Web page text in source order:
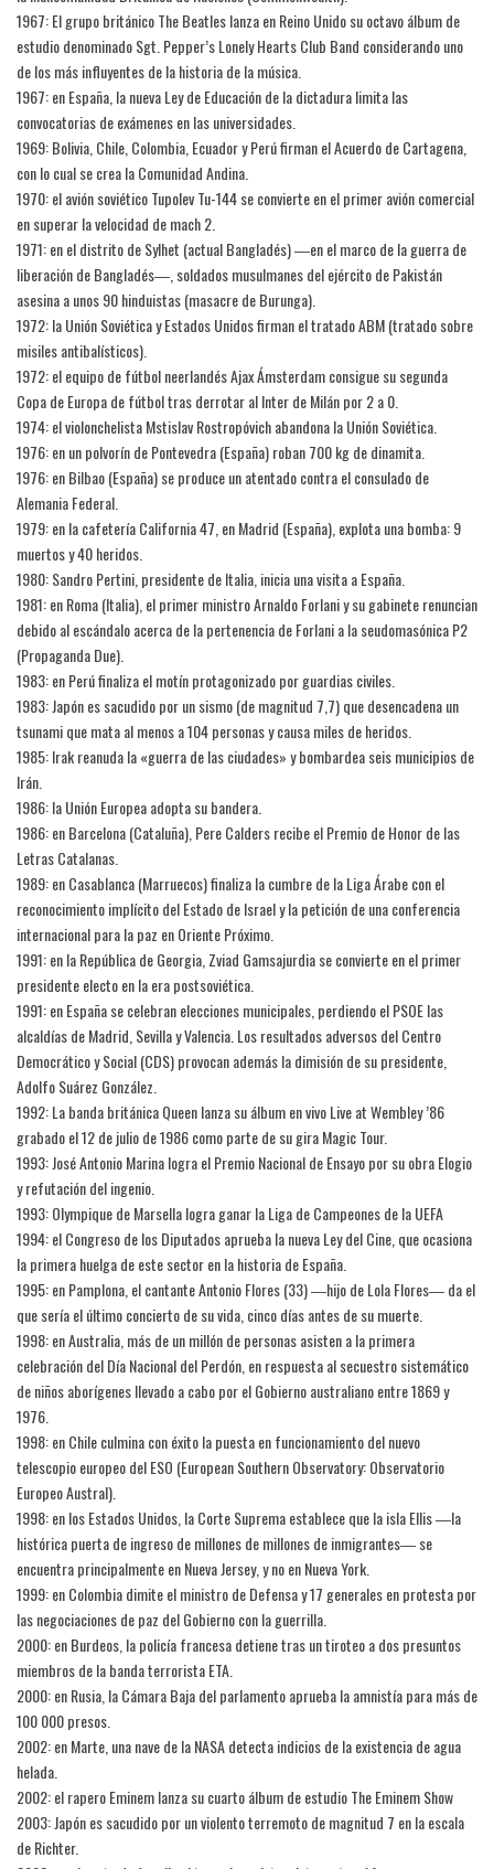
1967: El grupo británico The Beatles lanza en Reino Unido su octavo álbum de
estudio denominado Sgt. Pepper’s Lonely Hearts Club Band considerando uno
de los más influyentes de la historia de la música.
1967: en España, la nueva Ley de Educación de la dictadura limita las
convocatorias de exámenes en las universidades.
1969: Bolivia, Chile, Colombia, Ecuador y Perú firman el Acuerdo de Cartagena,
con lo cual se crea la Comunidad Andina.
1970: el avión soviético Tupolev Tu-144 se convierte en el primer avión comercial
en superar la velocidad de mach 2.
1971: en el distrito de Sylhet (actual Bangladés) ―en el marco de la guerra de
liberación de Bangladés―, soldados musulmanes del ejército de Pakistán
asesina a unos 90 hinduistas (masacre de Burunga).
1972: la Unión Soviética y Estados Unidos firman el tratado ABM (tratado sobre
misiles antibalísticos).
1972: el equipo de fútbol neerlandés Ajax Ámsterdam consigue su segunda
Copa de Europa de fútbol tras derrotar al Inter de Milán por 2 a 0.
1974: el violonchelista Mstislav Rostropóvich abandona la Unión Soviética.
1976: en un polvorín de Pontevedra (España) roban 700 kg de dinamita.
1976: en Bilbao (España) se produce un atentado contra el consulado de
Alemania Federal.
1979: en la cafetería California 47, en Madrid (España), explota una bomba: 9
muertos y 40 heridos.
1980: Sandro Pertini, presidente de Italia, inicia una visita a España.
1981: en Roma (Italia), el primer ministro Arnaldo Forlani y su gabinete renuncian
debido al escándalo acerca de la pertenencia de Forlani a la seudomasónica P2
(Propaganda Due).
1983: en Perú finaliza el motín protagonizado por guardias civiles.
1983: Japón es sacudido por un sismo (de magnitud 7,7) que desencadena un
tsunami que mata al menos a 104 personas y causa miles de heridos.
1985: Irak reanuda la «guerra de las ciudades» y bombardea seis municipios de
Irán.
1986: la Unión Europea adopta su bandera.
1986: en Barcelona (Cataluña), Pere Calders recibe el Premio de Honor de las
Letras Catalanas.
1989: en Casablanca (Marruecos) finaliza la cumbre de la Liga Árabe con el
reconocimiento implícito del Estado de Israel y la petición de una conferencia
internacional para la paz en Oriente Próximo.
1991: en la República de Georgia, Zviad Gamsajurdia se convierte en el primer
presidente electo en la era postsoviética.
1991: en España se celebran elecciones municipales, perdiendo el PSOE las
alcaldías de Madrid, Sevilla y Valencia. Los resultados adversos del Centro
Democrático y Social (CDS) provocan además la dimisión de su presidente,
Adolfo Suárez González.
1992: La banda británica Queen lanza su álbum en vivo Live at Wembley ’86
grabado el 12 de julio de 1986 como parte de su gira Magic Tour.
1993: José Antonio Marina logra el Premio Nacional de Ensayo por su obra Elogio
y refutación del ingenio.
1993: Olympique de Marsella logra ganar la Liga de Campeones de la UEFA
1994: el Congreso de los Diputados aprueba la nueva Ley del Cine, que ocasiona
la primera huelga de este sector en la historia de España.
1995: en Pamplona, el cantante Antonio Flores (33) ―hijo de Lola Flores― da el
que sería el último concierto de su vida, cinco días antes de su muerte.
1998: en Australia, más de un millón de personas asisten a la primera
celebración del Día Nacional del Perdón, en respuesta al secuestro sistemático
de niños aborígenes llevado a cabo por el Gobierno australiano entre 1869 y
1976.
1998: en Chile culmina con éxito la puesta en funcionamiento del nuevo
telescopio europeo del ESO (European Southern Observatory: Observatorio
Europeo Austral).
1998: en los Estados Unidos, la Corte Suprema establece que la isla Ellis ―la
histórica puerta de ingreso de millones de millones de inmigrantes― se
encuentra principalmente en Nueva Jersey, y no en Nueva York.
1999: en Colombia dimite el ministro de Defensa y 17 generales en protesta por
las negociaciones de paz del Gobierno con la guerrilla.
2000: en Burdeos, la policía francesa detiene tras un tiroteo a dos presuntos
miembros de la banda terrorista ETA.
2000: en Rusia, la Cámara Baja del parlamento aprueba la amnistía para más de
100 000 presos.
2002: en Marte, una nave de la NASA detecta indicios de la existencia de agua
helada.
2002: el rapero Eminem lanza su cuarto álbum de estudio The Eminem Show
2003: Japón es sacudido por un violento terremoto de magnitud 7 en la escala
de Richter.